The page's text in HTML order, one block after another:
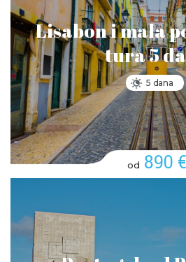
Lisabon i mala
tura 5
5 dana
od 890 €